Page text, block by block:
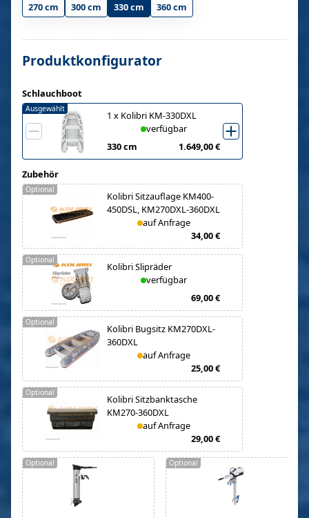
270 cm 300 cm 330 cm 360 cm
Produktkonfigurator
Schlauchboot
1 x Kolibri KM-330DXL
verfügbar
330 cm
1.649,00 €
Ausgewählt
Zubehör
Kolibri Sitzauflage KM400-
450DSL, KM270DXL-360DXL
auf Anfrage
34,00 €
Optional
Kolibri Slipräder
verfügbar
69,00 €
Optional
Kolibri Bugsitz KM270DXL-
360DXL
auf Anfrage
25,00 €
Optional
Kolibri Sitzbanktasche
KM270-360DXL
auf Anfrage
29,00 €
Optional
Optional Optional